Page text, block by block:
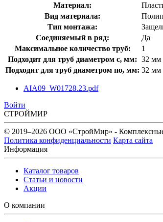
Материал:
Вид материала:
Тип монтажа:
Соединяемый в ряд:
Да
Максимальное количество труб:
1
Подходит для труб диаметром с, мм: 32 мм
Подходит для труб диаметром по, мм: 32 мм
AIA09_W01728.23.pdf
Войти
СТРОЙМИР
© 2019–2026 ООО «СтройМир» - Комплексные
Политика конфиденциальности Карта сайта
Информация
Каталог товаров
Статьи и новости
Акции
О компании